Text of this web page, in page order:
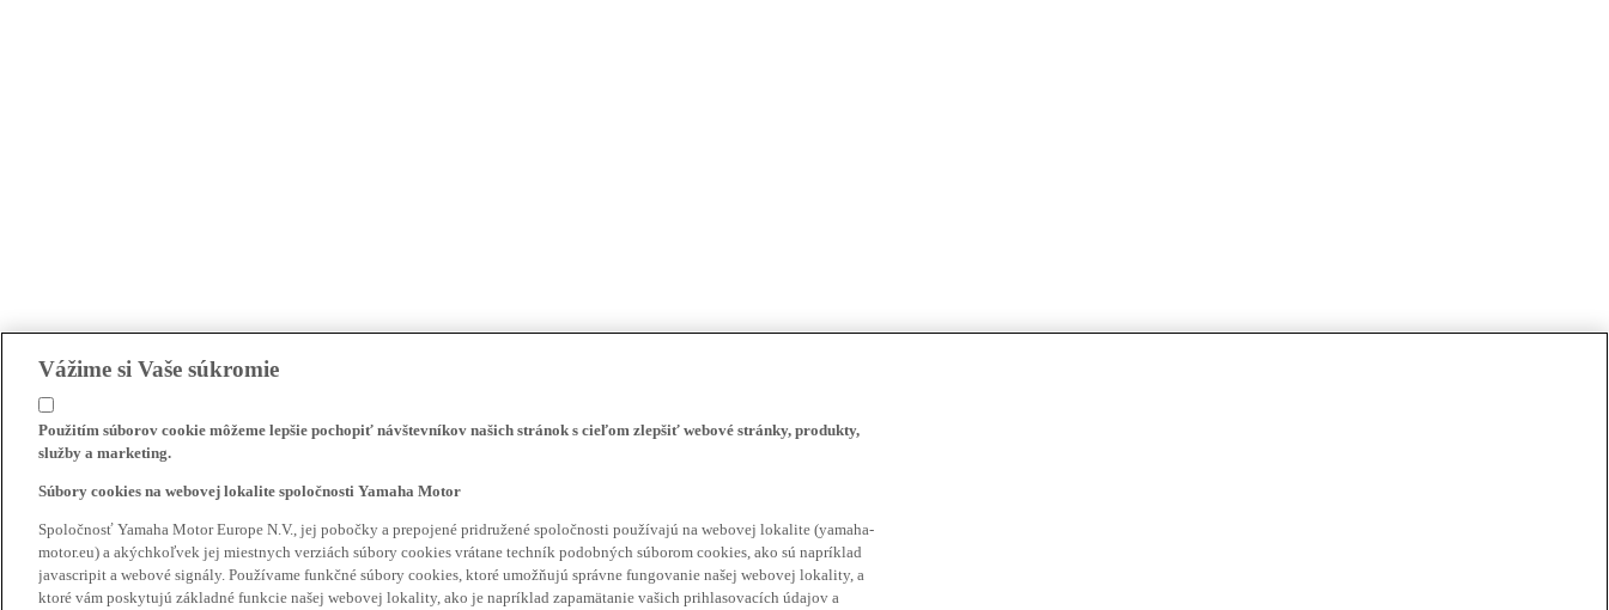
Vážime si Vaše súkromie
Použitím súborov cookie môžeme lepšie pochopiť návštevníkov našich stránok s cieľom zlepšiť webové stránky, produkty,
služby a marketing.
Súbory cookies na webovej lokalite spoločnosti Yamaha Motor
Spoločnosť Yamaha Motor Europe N.V., jej pobočky a prepojené pridružené spoločnosti používajú na webovej lokalite (yamaha-
motor.eu) a akýchkoľvek jej miestnych verziách súbory cookies vrátane techník podobných súborom cookies, ako sú napríklad
javascripit a webové signály. Používame funkčné súbory cookies, ktoré umožňujú správne fungovanie našej webovej lokality, a
ktoré vám poskytujú základné funkcie našej webovej lokality, ako je napríklad zapamätanie vašich prihlasovacích údajov a